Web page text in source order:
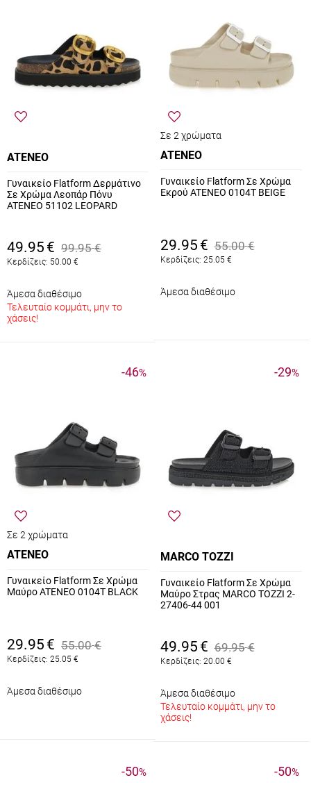
ATENEO
Γυναικείο Flatform Δερμάτινο
Σε Χρώμα Λεοπάρ Πόνυ
ATENEO 51102 LEOPARD
49.95 € 99.95 €
Κερδίζεις: 50.00 €
Άμεσα διαθέσιμο
Τελευταίο κομμάτι, μην το
χάσεις!
Σε 2 χρώματα
ATENEO
Γυναικείο Flatform Σε Χρώμα
Εκρού ATENEO 0104T BEIGE
29.95 € 55.00 €
Κερδίζεις: 25.05 €
Άμεσα διαθέσιμο
-46%
Σε 2 χρώματα
ATENEO
Γυναικείο Flatform Σε Χρώμα
Μαύρο ATENEO 0104T BLACK
29.95 € 55.00 €
Κερδίζεις: 25.05 €
Άμεσα διαθέσιμο
-29%
MARCO TOZZI
Γυναικείο Flatform Σε Χρώμα
Μαύρο Στρας MARCO TOZZI 2-
27406-44 001
49.95 € 69.95 €
Κερδίζεις: 20.00 €
Άμεσα διαθέσιμο
Τελευταίο κομμάτι, μην το
χάσεις!
-50% -50%